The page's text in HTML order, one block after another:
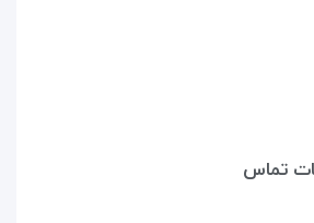
تماس